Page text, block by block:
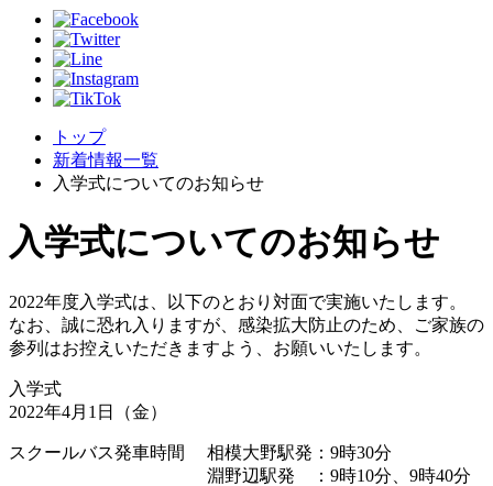
トップ
新着情報一覧
入学式についてのお知らせ
入学式についてのお知らせ
2022年度入学式は、以下のとおり対面で実施いたします。
なお、誠に恐れ入りますが、感染拡大防止のため、ご家族の
参列はお控えいただきますよう、お願いいたします。
入学式
2022年4月1日（金）
スクールバス発車時間 相模大野駅発：9時30分
淵野辺駅発 ：9時10分、9時40分